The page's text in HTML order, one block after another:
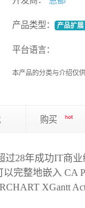
产品类型： 产品扩展
平台语言：
本产品的分类与介绍仅
购买 hot
过28年成功IT商
完整地嵌入
XGantt